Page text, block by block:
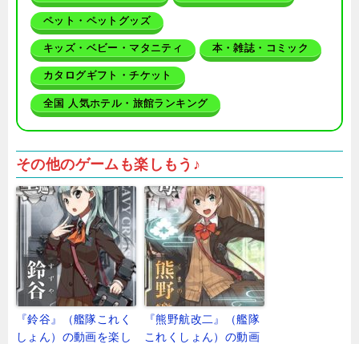
ペット・ペットグッズ
キッズ・ベビー・マタニティ 本・雑誌・コミック
カタログギフト・チケット
全国 人気ホテル・旅館ランキング
その他のゲームも楽しもう♪
『鈴谷』（艦隊これく
しょん）の動画を楽し
『熊野航改二』（艦隊
これくしょん）の動画